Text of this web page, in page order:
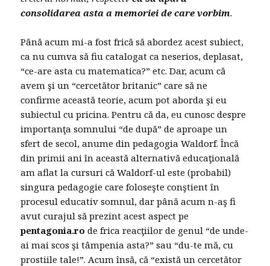
consolidarea asta a memoriei de care vorbim.
Până acum mi-a fost frică să abordez acest subiect,
ca nu cumva să fiu catalogat ca neserios, deplasat,
“ce-are asta cu matematica?” etc. Dar, acum că
avem şi un “cercetător britanic” care să ne
confirme această teorie, acum pot aborda şi eu
subiectul cu pricina. Pentru că da, eu cunosc despre
importanţa somnului “de după” de aproape un
sfert de secol, anume din pedagogia Waldorf. Încă
din primii ani în această alternativă educaţională
am aflat la cursuri că Waldorf-ul este (probabil)
singura pedagogie care foloseşte conştient în
procesul educativ somnul, dar până acum n-aş fi
avut curajul să prezint acest aspect pe
pentagonia.rode frica reacţiilor de genul “de unde-
ai mai scos şi tâmpenia asta?” sau “du-te mă, cu
prostiile tale!”. Acum însă, că “există un cercetător